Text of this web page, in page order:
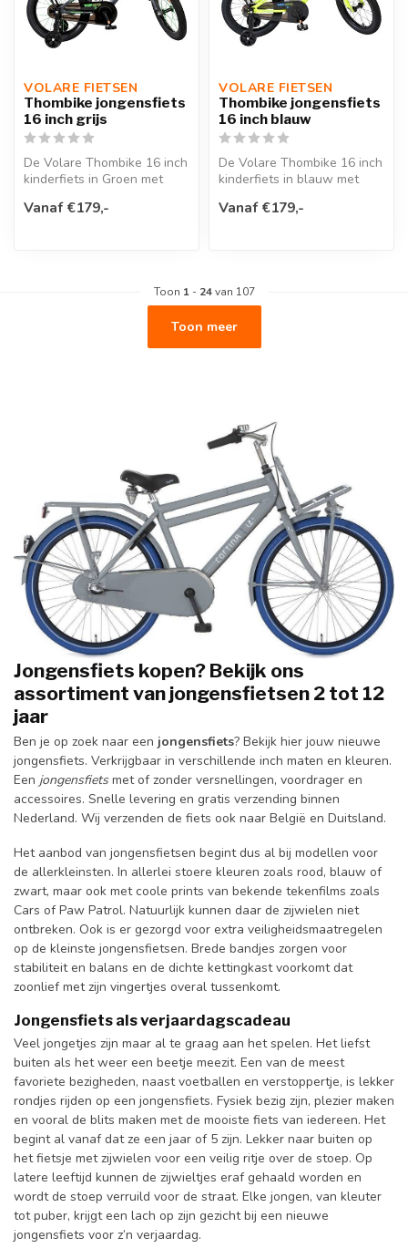
VOLARE FIETSEN
Thombike jongensfiets
16 inch grijs
De Volare Thombike 16 inch
kinderfiets in Groen met
Vanaf €179,-
VOLARE FIETSEN
Thombike jongensfiets
16 inch blauw
De Volare Thombike 16 inch
kinderfiets in blauw met
f...
Vanaf €179,-
Toon 1- 24van 107
Toon meer
Jongensfiets kopen? Bekijk ons
assortiment van jongensfietsen 2 tot 12
jaar
Ben je op zoek naar een jongensfiets? Bekijk hier jouw nieuwe
jongensfiets. Verkrijgbaar in verschillende inch maten en kleuren.
Een jongensfietsmet of zonder versnellingen, voordrager en
accessoires. Snelle levering en gratis verzending binnen
Nederland. Wij verzenden de fiets ook naar België en Duitsland.
Het aanbod van jongensfietsen begint dus al bij modellen voor
de allerkleinsten. In allerlei stoere kleuren zoals rood, blauw of
zwart, maar ook met coole prints van bekende tekenfilms zoals
Cars of Paw Patrol. Natuurlijk kunnen daar de zijwielen niet
ontbreken. Ook is er gezorgd voor extra veiligheidsmaatregelen
op de kleinste jongensfietsen. Brede bandjes zorgen voor
stabiliteit en balans en de dichte kettingkast voorkomt dat
zoonlief met zijn vingertjes overal tussenkomt.
Jongensfiets als verjaardagscadeau
Veel jongetjes zijn maar al te graag aan het spelen. Het liefst
buiten als het weer een beetje meezit. Een van de meest
favoriete bezigheden, naast voetballen en verstoppertje, is lekker
rondjes rijden op een jongensfiets. Fysiek bezig zijn, plezier maken
en vooral de blits maken met de mooiste fiets van iedereen. Het
begint al vanaf dat ze een jaar of 5 zijn. Lekker naar buiten op
het fietsje met zijwielen voor een veilig ritje over de stoep. Op
latere leeftijd kunnen de zijwieltjes eraf gehaald worden en
wordt de stoep verruild voor de straat. Elke jongen, van kleuter
tot puber, krijgt een lach op zijn gezicht bij een nieuwe
jongensfiets voor z’n verjaardag.